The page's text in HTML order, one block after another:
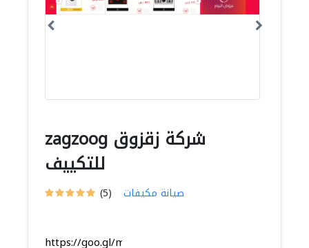
zagzoog شركة زقزوق
للتكييف
(5) صيانة مكيفات
https://goo.gl/maps/xzwkQjZfjGhVenDVA